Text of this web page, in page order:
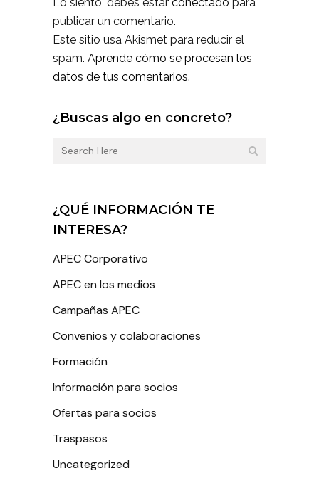
publicar un comentario.
Este sitio usa Akismet para reducir el
spam. Aprende cómo se procesan los
datos de tus comentarios.
¿Buscas algo en concreto?
¿QUÉ INFORMACIÓN TE
INTERESA?
APEC Corporativo
APEC en los medios
Campañas APEC
Convenios y colaboraciones
Formación
Información para socios
Ofertas para socios
Traspasos
Uncategorized